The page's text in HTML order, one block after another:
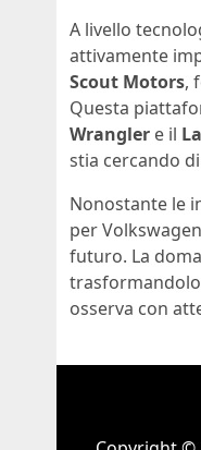
A livello
attivamente
Scout Motors,
Questa
Wrangler e il
stia cercando
Nonostante le
per
futuro. La
trasformandolo
osserva con